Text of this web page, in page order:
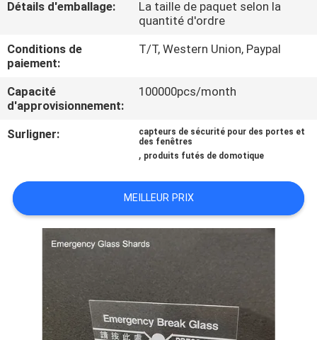
DE
L'USINE
CONTRÔLE
QUALITÉ
NOUS
DEMANDEZ
Détails d'emballage:
La taille de paquet selon la
quantité d'ordre
Conditions de
paiement:
T/T, Western Union, Paypal
Capacité
d'approvisionnement:
100000pcs/month
Surligner:
capteurs de sécurité pour des portes et
des fenêtres
, produits futés de domotique
MEILLEUR PRIX